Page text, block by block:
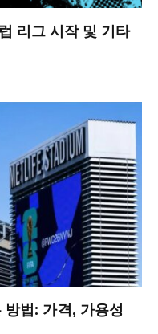
리그 시작 및 기타
법: 가격, 가용성